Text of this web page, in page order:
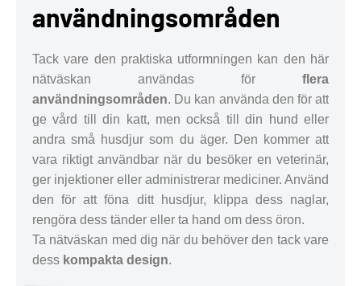
användningsområden
Tack vare den praktiska utformningen kan den här
nätväskan användas för flera
användningsområden. Du kan använda den för att
ge vård till din katt, men också till din hund eller
andra små husdjur som du äger. Den kommer att
vara riktigt användbar när du besöker en veterinär,
ger injektioner eller administrerar mediciner. Använd
den för att föna ditt husdjur, klippa dess naglar,
rengöra dess tänder eller ta hand om dess öron.
Ta nätväskan med dig när du behöver den tack vare
dess kompakta design.